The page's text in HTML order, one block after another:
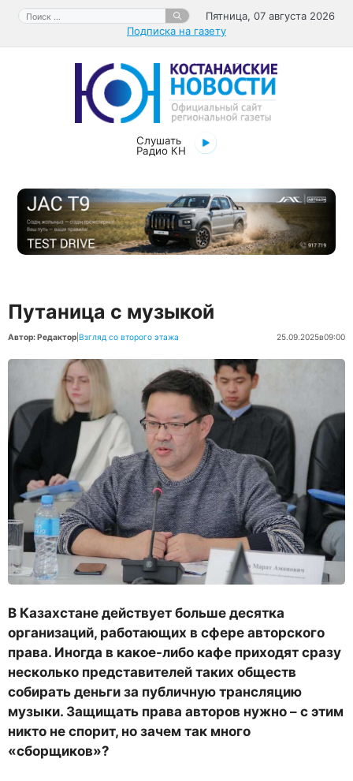
Перейти
содержимому
Поиск:
Пятница, 07 августа 2026
Подписка на газету
Слушать
Радио КН
Путаница с музыкой
Автор: Редактор Взгляд со второго этажа 25.09.2025в09:00
В Казахстане действует больше десятка
организаций, работающих в сфере авторского
права. Иногда в какое-либо кафе приходят сразу
несколько представителей таких обществ
собирать деньги за публичную трансляцию
музыки. Защищать права авторов нужно – с этим
никто не спорит, но зачем так много
«сборщиков»?